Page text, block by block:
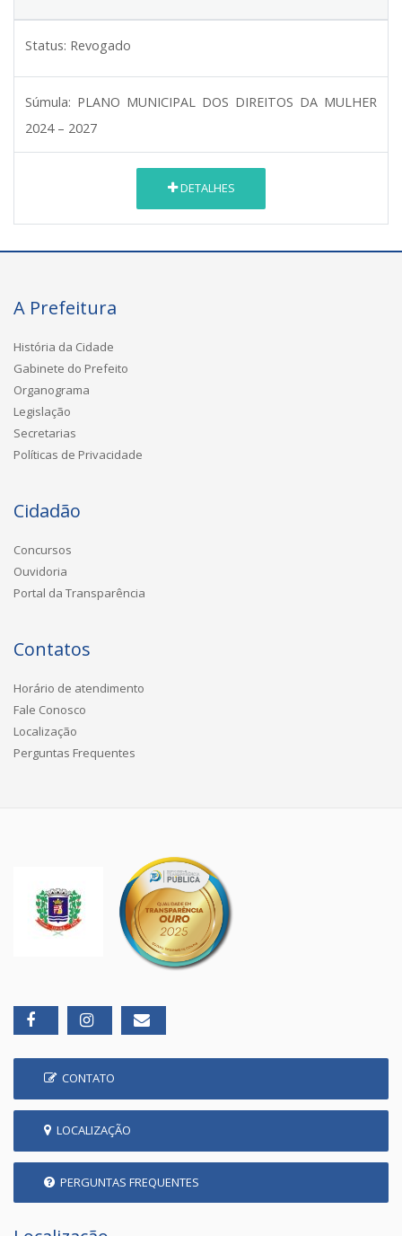
Status: Revogado
Súmula: PLANO MUNICIPAL DOS DIREITOS DA MULHER
2024 – 2027
DETALHES
A Prefeitura
História da Cidade
Gabinete do Prefeito
Organograma
Legislação
Secretarias
Políticas de Privacidade
Cidadão
Concursos
Ouvidoria
Portal da Transparência
Contatos
Horário de atendimento
Fale Conosco
Localização
Perguntas Frequentes
CONTATO
LOCALIZAÇÃO
PERGUNTAS FREQUENTES